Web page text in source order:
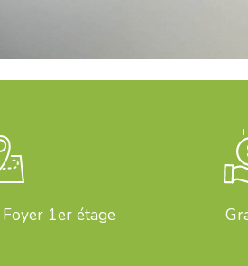
1er étage